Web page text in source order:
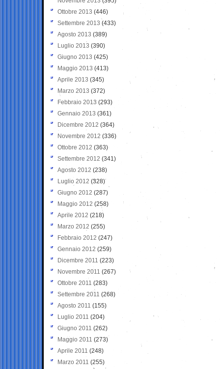
Ottobre 2013 (446)
Settembre 2013 (433)
Agosto 2013 (389)
Luglio 2013 (390)
Giugno 2013 (425)
Maggio 2013 (413)
Aprile 2013 (345)
Marzo 2013 (372)
Febbraio 2013 (293)
Gennaio 2013 (361)
Dicembre 2012 (364)
Novembre 2012 (336)
Ottobre 2012 (363)
Settembre 2012 (341)
Agosto 2012 (238)
Luglio 2012 (328)
Giugno 2012 (287)
Maggio 2012 (258)
Aprile 2012 (218)
Marzo 2012 (255)
Febbraio 2012 (247)
Gennaio 2012 (259)
Dicembre 2011 (223)
Novembre 2011 (267)
Ottobre 2011 (283)
Settembre 2011 (268)
Agosto 2011 (155)
Luglio 2011 (204)
Giugno 2011 (262)
Maggio 2011 (273)
Aprile 2011 (248)
Marzo 2011 (255)